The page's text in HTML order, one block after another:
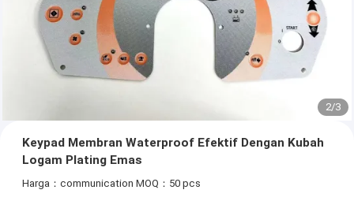
2/3
Keypad Membran Waterproof Efektif Dengan Kubah
Logam Plating Emas
Harga：communication MOQ：50 pcs